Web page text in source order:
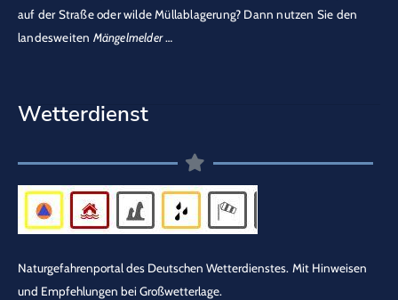
auf der Straße oder wilde Müllablagerung? Dann nutzen Sie den
landesweiten Mängelmelder…
Wetterdienst
Naturgefahrenportal des Deutschen Wetterdienstes. Mit Hinweisen
und Empfehlungen bei Großwetterlage.